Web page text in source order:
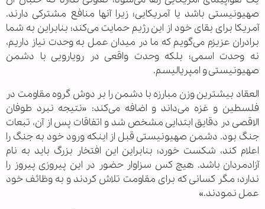
صهیونیستی باشد یا آمریکایی؛ زیرا آنها منافع مشترکی دارند.
آمریکا برای بقای خود از این رژیم حمایت می‌کند؛ بنابراین به شما
برادران عزیزم می‌گویم که ما در میدان عمل به وحدت نیاز داریم،
نه وحدت اسمی؛ بلکه وحدت واقعی در رویارویی با دشمن
صهیونیستی و امپریالیسم.
العقاد بیشترین وزن مبارزه با دشمن را بر دوش گروه مقاومت در
فلسطین و غزه می‌داند و اضافه می‌کند: «نتیجه نبرد طوفان
الاقصی در دقایق ابتدایی مشخص شد و اتفاقات پس از آن، تبعات
جنگ بود. دشمن صهیونیستی قبل از اینکه ورود خود به جنگ را
اعلام کند، شکست خورد؛ بنابراین این افتخار بزرگ باید به نام
آزادمردان باشد. هیچ کس سزاوار حضور در این پیروزی پیروز را
ندارد؛ مگر کسانی که برای مقاومت تلاش کردند و به وظائف خود
عمل نمودند.»